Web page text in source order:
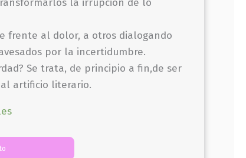
frente al dolor, a otros dialogando
por la incertidumbre.
Se trata, de principio a fin,de ser
artificio literario.